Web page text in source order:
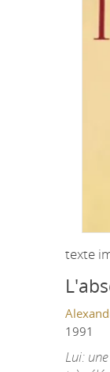
texte
1991
Lui: